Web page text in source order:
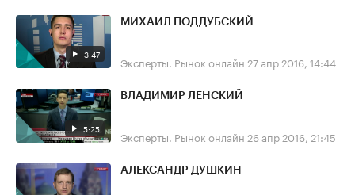
3:47
МИХАИЛ ПОДДУБСКИЙ
Эксперты. Рынок онлайн 27 апр 2016, 14:44
5:25
ВЛАДИМИР ЛЕНСКИЙ
Эксперты. Рынок онлайн 26 апр 2016, 21:45
АЛЕКСАНДР ДУШКИН